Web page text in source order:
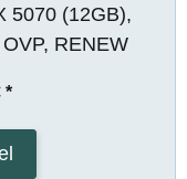
5070 (12GB),
RENEW
*